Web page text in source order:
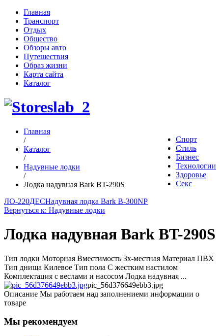
Главная
Транспорт
Отдых
Общество
Обзоры авто
Путешествия
Образ жизни
Карта сайта
Каталог
Спорт
Стиль
Бизнес
Технологии
Здоровье
Секс
Главная
/
Каталог
/
Надувные лодки
/
Лодка надувная Bark BT-290S
ЛО-220ДЕСНадувная лодка Bark B-300NP
Вернуться к: Надувные лодки
Лодка надувная Bark BT-290S
Тип лодки Моторная Вместимость 3х-местная Материал ПВХ
Тип днища Килевое Тип пола С жестким настилом
Комплектация c веслами и насосом Лодка надувная ...
pic_56d376649ebb3.jpg
Описание Мы работаем над заполнениеми информации о
товаре
Мы рекомендуем